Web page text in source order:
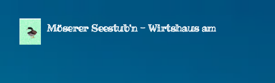
Möserer Seestub'n - Wirtshaus am